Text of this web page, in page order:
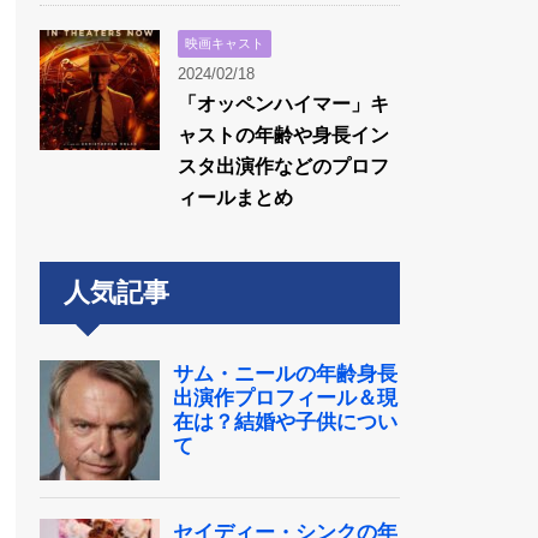
映画キャスト
2024/02/18
「オッペンハイマー」キ
ャストの年齢や身長イン
スタ出演作などのプロフ
ィールまとめ
人気記事